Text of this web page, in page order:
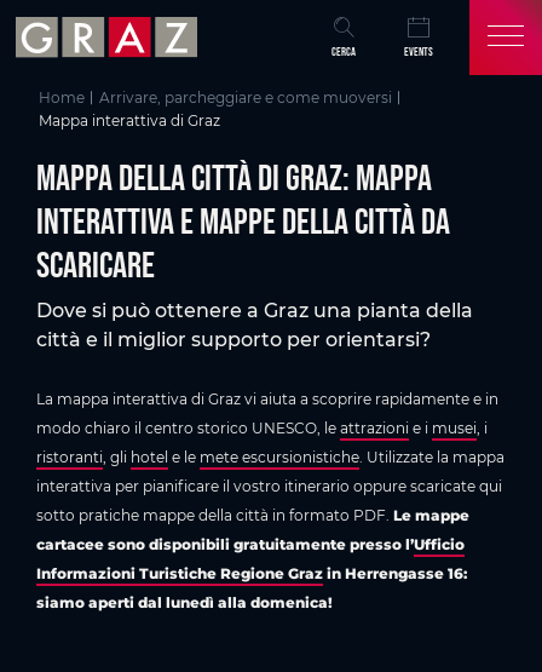
Vai al contenuto principale
Vai all'indice
Vai alla navigazione principale
CERCA EVENTS
Home
Arrivare, parcheggiare e come muoversi
Mappa interattiva di Graz
Mappa della città di Graz: Mappa
interattiva e mappe della città da
scaricare
Dove si può ottenere a Graz una pianta della
città e il miglior supporto per orientarsi?
La mappa interattiva di Graz vi aiuta a scoprire rapidamente e in
modo chiaro il centro storico UNESCO, le attrazioni e i musei, i
ristoranti, gli hotel e le mete escursionistiche. Utilizzate la mappa
interattiva per pianificare il vostro itinerario oppure scaricate qui
sotto pratiche mappe della città in formato PDF. Le mappe
cartacee sono disponibili gratuitamente presso l’Ufficio
Informazioni Turistiche Regione Graz in Herrengasse 16:
siamo aperti dal lunedì alla domenica!